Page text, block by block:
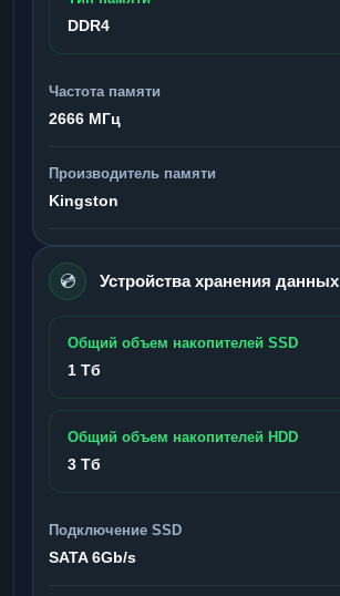
DDR4
Частота памяти
2666 МГц
Производитель памяти
Kingston
💿 Устройства хранения данных
Общий объем накопителей SSD
1 Тб
Общий объем накопителей HDD
3 Тб
Подключение SSD
SATA 6Gb/s